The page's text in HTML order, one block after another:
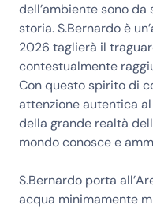
dell’ambiente sono
storia. S.Bernardo è
2026 taglierà il
contestualmente
Con questo spirito di
attenzione autentica
della grande realtà
mondo conosce e
S.Bernardo porta
acqua minimamente